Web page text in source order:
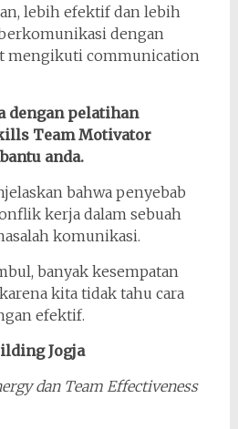
lebih efektif dan lebih
dengan
mengikuti communication
dengan pelatihan
Team Motivator
anda.
bahwa penyebab
kerja dalam sebuah
komunikasi.
banyak kesempatan
kita tidak tahu cara
efektif.
Jogja
dan Team Effectiveness